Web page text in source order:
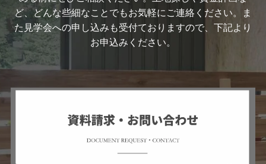
ど、どんな些細なことでもお気軽にご連絡ください。ま
た見学会への申し込みも受付ておりますので、下記より
お申込みください。